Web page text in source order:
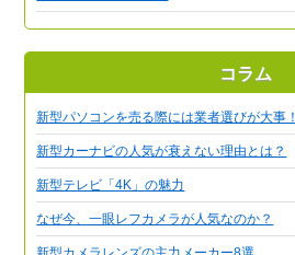
コラム
新型パソコンを売る際には業者選びが大事！
新型カーナビの人気が衰えない理由とは？
新型テレビ「4K」の魅力
なぜ今、一眼レフカメラが人気なのか？